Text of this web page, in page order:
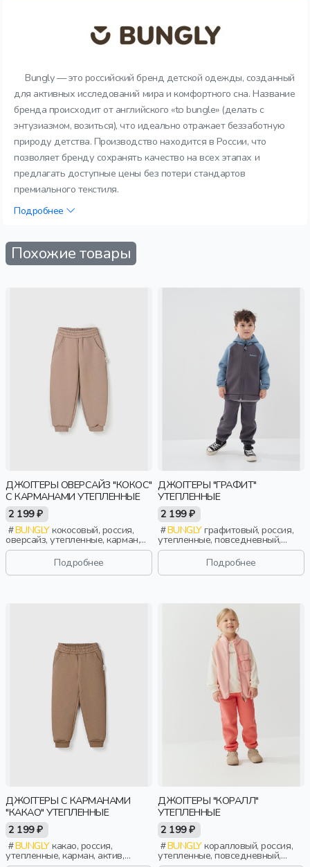
Bungly — это российский бренд детской одежды, созданный
для активных исследований мира и комфортного сна. Название
бренда происходит от английского «to bungle» (делать с
энтузиазмом, возиться), что идеально отражает беззаботную
природу детства. Производство находится в России, что
позволяет бренду сохранять качество на всех этапах и
предлагать доступные цены без потери стандартов
премиального текстиля.
Подробнее
Похожие товары
ДЖОГГЕРЫ ОВЕРСАЙЗ "КОКОС"
С КАРМАНАМИ УТЕПЛЕННЫЕ
2 199 ₽
BUNGLYкокосовый, россия,
оверсайз, утепленные, карман,
актив, девочки, малыши,
дошкольники, дети
Подробнее
ДЖОГГЕРЫ "ГРАФИТ"
УТЕПЛЕННЫЕ
2 199 ₽
BUNGLYграфитовый, россия,
утепленные, повседневный,
мальчики, малыши, дошкольники,
Подробнее
ДЖОГГЕРЫ С КАРМАНАМИ
"КАКАО" УТЕПЛЕННЫЕ
2 199 ₽
BUNGLYкакао, россия,
утепленные, карман, актив,
ДЖОГГЕРЫ "КОРАЛЛ"
УТЕПЛЕННЫЕ
2 199 ₽
BUNGLYкоралловый, россия,
утепленные, повседневный,